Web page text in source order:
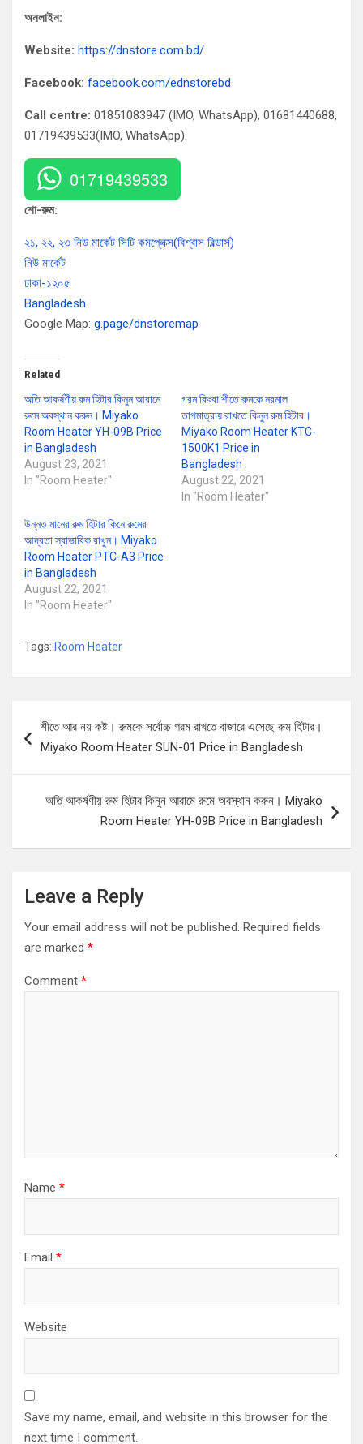
অনলাইন:
Website: https://dnstore.com.bd/
Facebook: facebook.com/ednstorebd
Call centre: 01851083947 (IMO, WhatsApp), 01681440688,
01719439533(IMO, WhatsApp).
01719439533
শো-রুম:
২১, ২২, ২৩ নিউ মার্কেট সিটি কমপ্লেক্স(বিশ্বাস বিল্ডার্স)
নিউ মার্কেট
ঢাকা-১২০৫
Bangladesh
Google Map: g.page/dnstoremap
Related
অতি আকর্ষণীয় রুম হিটার কিনুন আরামে
রুমে অবস্থান করুন। Miyako
Room Heater YH-09B Price
in Bangladesh
August 23, 2021
In "Room Heater"
গরম কিংবা শীতে রুমকে নরমাল
তাপমাত্রায় রাখতে কিনুন রুম হিটার।
Miyako Room Heater KTC-
1500K1 Price in
Bangladesh
August 22, 2021
In "Room Heater"
উন্নত মানের রুম হিটার কিনে রুমের
আদ্রতা স্বাভাবিক রাখুন। Miyako
Room Heater PTC-A3 Price
in Bangladesh
August 22, 2021
In "Room Heater"
Tags: Room Heater
navigation
শীতে আর নয় কষ্ট। রুমকে সর্বোচ্চ গরম রাখতে বাজারে এসেছে রুম হিটার।
Miyako Room Heater SUN-01 Price in Bangladesh
অতি আকর্ষণীয় রুম হিটার কিনুন আরামে রুমে অবস্থান করুন। Miyako
Room Heater YH-09B Price in Bangladesh
Leave a Reply
Your email address will not be published. Required fields
are marked *
Comment *
Name *
Email *
Website
Save my name, email, and website in this browser for the
next time I comment.